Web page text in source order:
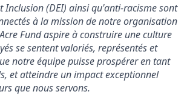
Inclusion (DEI) ainsi qu'anti-racisme sont
à la mission de notre organisation
Fund aspire à construire une culture
se sentent valoriés, représentés et
notre équipe puisse prospérer en tant
et atteindre un impact exceptionnel
que nous servons.